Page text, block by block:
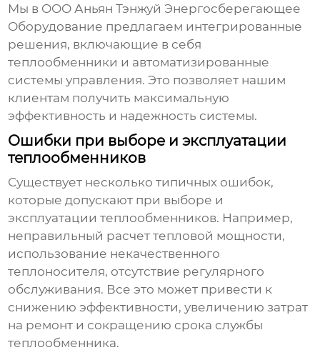
Мы в ООО Аньян Тэнжуй Энергосберегающее
Оборудование предлагаем интегрированные
решения, включающие в себя
теплообменники и автоматизированные
системы управления. Это позволяет нашим
клиентам получить максимальную
эффективность и надежность системы.
Ошибки при выборе и эксплуатации
теплообменников
Существует несколько типичных ошибок,
которые допускают при выборе и
эксплуатациитеплообменников. Например,
неправильный расчет тепловой мощности,
использование некачественного
теплоносителя, отсутствие регулярного
обслуживания. Все это может привести к
снижению эффективности, увеличению затрат
на ремонт и сокращению срока службы
теплообменника.